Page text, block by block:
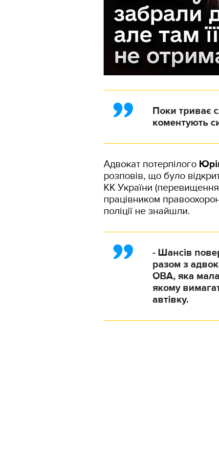
Поки триває
коментують
Адвокат потерпілого
розповів, що було
КК України
працівником
поліції не знайшли.
- Шансів
разом з
ОВА, яка мала
якому
автівку.